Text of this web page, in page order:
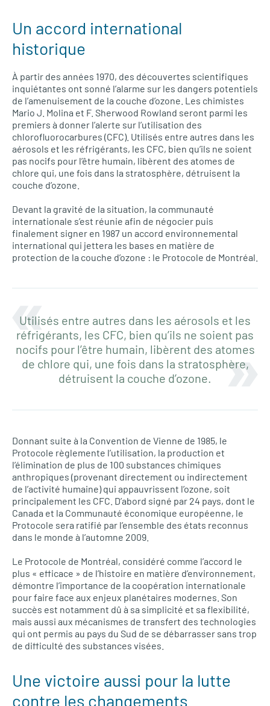
Un accord international
historique
À partir des années 1970, des découvertes scientifiques
inquiétantes ont sonné l’alarme sur les dangers potentiels
de l’amenuisement de la couche d’ozone. Les chimistes
Mario J. Molina et F. Sherwood Rowland seront parmi les
premiers à donner l’alerte sur l’utilisation des
chlorofluorocarbures (CFC). Utilisés entre autres dans les
aérosols et les réfrigérants, les CFC, bien qu’ils ne soient
pas nocifs pour l’être humain, libèrent des atomes de
chlore qui, une fois dans la stratosphère, détruisent la
couche d’ozone.
Devant la gravité de la situation, la communauté
internationale s’est réunie afin de négocier puis
finalement signer en 1987 un accord environnemental
international qui jettera les bases en matière de
protection de la couche d’ozone : le Protocole de Montréal.
Utilisés entre autres dans les aérosols et les
réfrigérants, les CFC, bien qu’ils ne soient pas
nocifs pour l’être humain, libèrent des atomes
de chlore qui, une fois dans la stratosphère,
détruisent la couche d’ozone.
Donnant suite à la Convention de Vienne de 1985, le
Protocole règlemente l’utilisation, la production et
l’élimination de plus de 100 substances chimiques
anthropiques (provenant directement ou indirectement
de l’activité humaine) qui appauvrissent l’ozone, soit
principalement les CFC. D’abord signé par 24 pays, dont le
Canada et la Communauté économique européenne, le
Protocole sera ratifié par l’ensemble des états reconnus
dans le monde à l’automne 2009.
Le Protocole de Montréal, considéré comme l’accord le
plus « efficace » de l’histoire en matière d’environnement,
démontre l’importance de la coopération internationale
pour faire face aux enjeux planétaires modernes. Son
succès est notamment dû à sa simplicité et sa flexibilité,
mais aussi aux mécanismes de transfert des technologies
qui ont permis au pays du Sud de se débarrasser sans trop
de difficulté des substances visées.
Une victoire aussi pour la lutte
contre les changements